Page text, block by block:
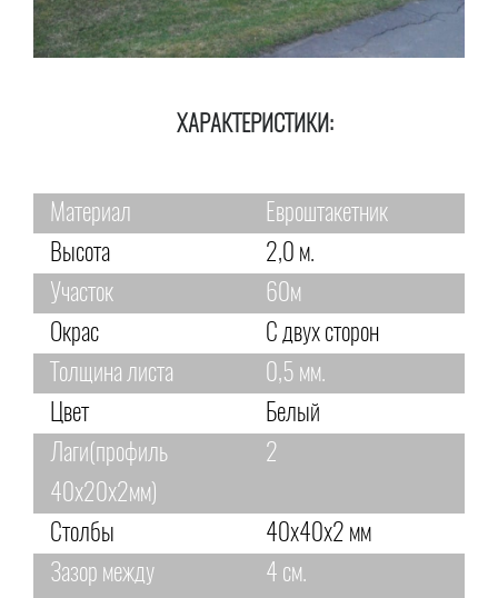
ХАРАКТЕРИСТИКИ:
Материал
Евроштакетник
Высота
2,0 м.
Участок
60м
Окрас
С двух сторон
Толщина листа
0,5 мм.
Цвет
Белый
Лаги(профиль
40х20х2мм)
2
Столбы
40х40х2 мм
Зазор между
4 см.